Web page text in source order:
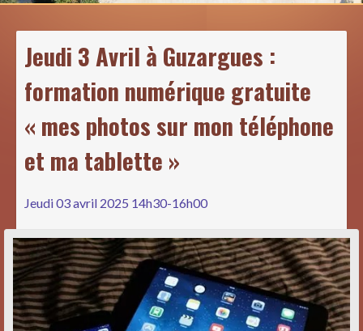
Jeudi 3 Avril à Guzargues :
formation numérique gratuite
« mes photos sur mon téléphone
et ma tablette »
Jeudi 03 avril 2025 14h30-16h00